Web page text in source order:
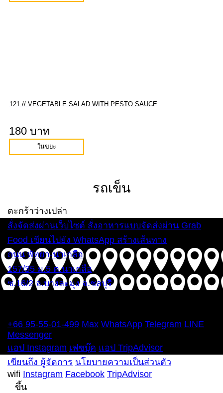
121 // VEGETABLE SALAD WITH PESTO SAUCE
180 บาท
ในขยะ
รถเข็น
ตะกร้าว่างเปล่า
สั่งจัดส่งผ่านเว็บไซต์ สั่งอาหารแบบจัดส่งผ่าน Grab
Food เขียนไปยัง WhatsApp สร้างเส้นทาง
ถนน พัทยา-นาเกลือ
157/35 ม.5 ต.นาเกลือ
ซ.16/2 อ.บางละมุง จ.ชลบุรี
+66 95-55-01-499 Max WhatsApp Telegram LINE
Messenger
แอป Instagram เฟซบุ๊ค แอป TripAdvisor
เขียนถึง ผู้จัดการ นโยบายความเป็นส่วนตัว
wifi Instagram Facebook TripAdvisor
ขึ้น